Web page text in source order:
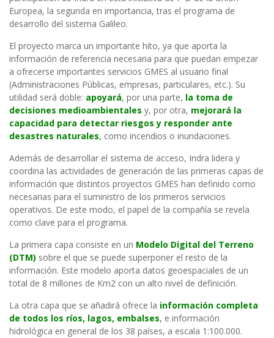
Europea, la segunda en importancia, tras el programa de
desarrollo del sistema Galileo.
El proyecto marca un importante hito, ya que aporta la
información de referencia necesaria para que puedan empezar
a ofrecerse importantes servicios GMES al usuario final
(Administraciones Públicas, empresas, particulares, etc.). Su
utilidad será doble: apoyará, por una parte, la toma de
decisiones medioambientales y, por otra, mejorará la
capacidad para detectar riesgos y responder ante
desastres naturales, como incendios o inundaciones.
Además de desarrollar el sistema de acceso, Indra lidera y
coordina las actividades de generación de las primeras capas de
información que distintos proyectos GMES han definido como
necesarias para el suministro de los primeros servicios
operativos. De este modo, el papel de la compañía se revela
como clave para el programa.
La primera capa consiste en un Modelo Digital del Terreno
(DTM) sobre el que se puede superponer el resto de la
información. Este modelo aporta datos geoespaciales de un
total de 8 millones de Km2 con un alto nivel de definición.
La otra capa que se añadirá ofrece la información completa
de todos los ríos, lagos, embalses, e información
hidrológica en general de los 38 países, a escala 1:100.000.